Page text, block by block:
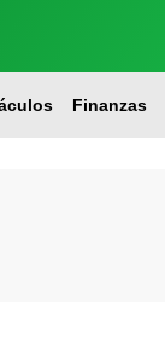
Finanzas